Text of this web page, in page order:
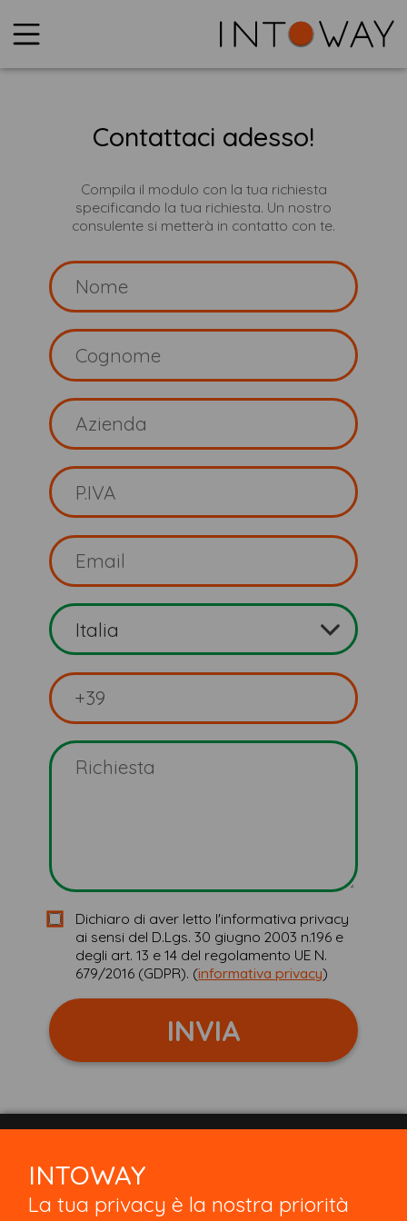
Contatti
Contattaci adesso!
Compila il modulo con la tua richiesta
specificando la tua richiesta. Un nostro
consulente si metterà in contatto con te.
Nome
Cognome
Azienda
Partita IVA
Email
Nazione
Telefono
Richiesta
Checkbox
consenso
informativa
Dichiaro di aver letto l'informativa privacy
ai sensi del D.Lgs. 30 giugno 2003 n.196 e
degli art. 13 e 14 del regolamento UE N.
679/2016 (GDPR). (informativa privacy)
INVIA
Via Malta 27,VA,IT. P.IVA/C.F. 03488530126
Copyright © 2026 - Solver Digital Srls
INTOWAY
La tua privacy è la nostra priorità